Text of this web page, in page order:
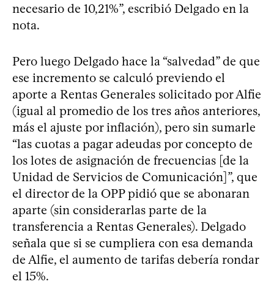
necesario de 10,21%”, escribió Delgado en la
nota.
Pero luego Delgado hace la “salvedad” de que
ese incremento se calculó previendo el
aporte a Rentas Generales solicitado por Alfie
(igual al promedio de los tres años anteriores,
más el ajuste por inflación), pero sin sumarle
“las cuotas a pagar adeudas por concepto de
los lotes de asignación de frecuencias [de la
Unidad de Servicios de Comunicación]”, que
el director de la OPP pidió que se abonaran
aparte (sin considerarlas parte de la
transferencia a Rentas Generales). Delgado
señala que si se cumpliera con esa demanda
de Alfie, el aumento de tarifas debería rondar
el 15%.